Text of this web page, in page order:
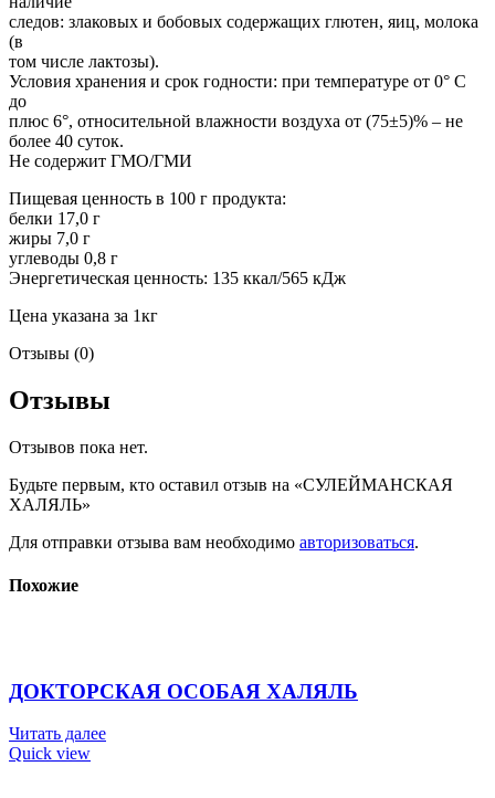
следов: злаковых и бобовых содержащих глютен, яиц, молока
(в
том числе лактозы).
Условия хранения и срок годности: при температуре от 0° С
до
плюс 6°, относительной влажности воздуха от (75±5)% – не
более 40 суток.
Не содержит ГМО/ГМИ
Пищевая ценность в 100 г продукта:
белки 17,0 г
жиры 7,0 г
углеводы 0,8 г
Энергетическая ценность: 135 ккал/565 кДж
Цена указана за 1кг
Отзывы (0)
Отзывы
Отзывов пока нет.
Будьте первым, кто оставил отзыв на «СУЛЕЙМАНСКАЯ
ХАЛЯЛЬ»
Для отправки отзыва вам необходимо авторизоваться.
Похожие
ДОКТОРСКАЯ ОСОБАЯ ХАЛЯЛЬ
Читать далее
Quick view